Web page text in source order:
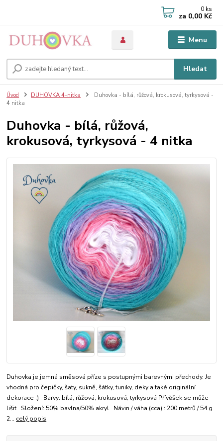
Menu
Hledat
0 ks
za 0,00 Kč
Úvod DUHOVKA 4-nitka
Duhovka - bílá, růžová, krokusová, tyrkysová -
4 nitka
Duhovka - bílá, růžová,
krokusová, tyrkysová - 4 nitka
Duhovka je jemná směsová příze s postupnými barevnými přechody. Je
vhodná pro čepičky, šaty, sukně, šátky, tuniky, deky a také originální
dekorace :) Barvy: bílá, růžová, krokusová, tyrkysová Přívěšek se může
lišit Složení: 50% bavlna/50% akryl Návin / váha (cca) : 200 metrů / 54 g
2... celý popis